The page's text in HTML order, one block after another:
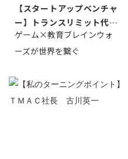
【スタートアップベンチャ
ー】トランスリミット代表
取締役社長 ...
ゲーム×教育ブレインウォ
ーズが世界を繋ぐ